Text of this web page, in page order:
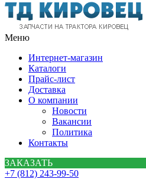
Меню
Интернет-магазин
Каталоги
Прайс-лист
Доставка
О компании
Новости
Вакансии
Политика
Контакты
ЗАКАЗАТЬ
+7 (812) 243-99-50